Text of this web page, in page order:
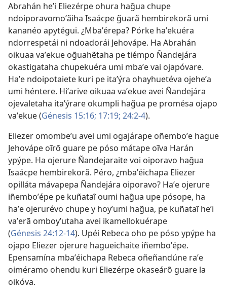
Abrahán heʼi Eliezérpe ohura hag̃ua chupe
ndoiporavomoʼãiha Isaácpe g̃uarã hembirekorã umi
kananéo apytégui. ¿Mbaʼérepa? Pórke haʼekuéra
ndorrespetái ni ndoadorái Jehovápe. Ha Abrahán
oikuaa vaʼekue og̃uahẽtaha pe tiémpo Ñandejára
okastigataha chupekuéra umi mbaʼe vai ojapóvare.
Haʼe ndoipotaiete kuri pe itaʼýra ohayhuetéva ojeheʼa
umi héntere. Hiʼarive oikuaa vaʼekue avei Ñandejára
ojevaletaha itaʼýrare okumpli hag̃ua pe promésa ojapo
vaʼekue (Génesis 15:16; 17:19; 24:2-4).
Eliezer omombeʼu avei umi ogajárape oñemboʼe hague
Jehovápe oĩrõ guare pe póso mátape oĩva Harán
ypýpe. Ha ojerure Ñandejaraite voi oiporavo hag̃ua
Isaácpe hembirekorã. Péro, ¿mbaʼéichapa Eliezer
opilláta mávapepa Ñandejára oiporavo? Haʼe ojerure
iñemboʼépe pe kuñataĩ oumi hag̃ua upe pósope, ha
haʼe ojerurévo chupe y hoyʼumi hag̃ua, pe kuñataĩ heʼi
vaʼerã omboyʼutaha avei ikamellokuérape
(Génesis 24:12-14). Upéi Rebeca oho pe póso ypýpe ha
ojapo Eliezer ojerure hagueichaite iñemboʼépe.
Epensamína mbaʼéichapa Rebeca oñeñandúne raʼe
oiméramo ohendu kuri Eliezérpe okaseárõ guare la
oikóva.